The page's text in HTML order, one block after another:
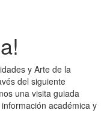
y Arte de la
del siguiente
una visita guiada
académica y